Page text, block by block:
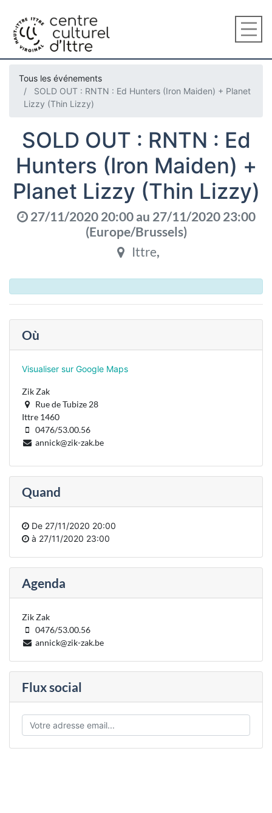
Tous les événements
SOLD OUT : RNTN : Ed Hunters (Iron Maiden) + Planet
Lizzy (Thin Lizzy)
SOLD OUT : RNTN : Ed
Hunters (Iron Maiden) +
Planet Lizzy (Thin Lizzy)
27/11/2020 20:00au 27/11/2020 23:00
(Europe/Brussels)
Ittre,
Où
Visualiser sur Google Maps
Zik Zak
Rue de Tubize 28
Ittre 1460
0476/53.00.56
annick@zik-zak.be
Quand
De 27/11/2020 20:00
à 27/11/2020 23:00
Agenda
Zik Zak
0476/53.00.56
annick@zik-zak.be
Flux social